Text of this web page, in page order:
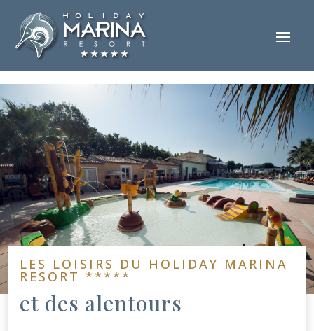
LES LOISIRS DU HOLIDAY MARINA
RESORT *****
et des alentours